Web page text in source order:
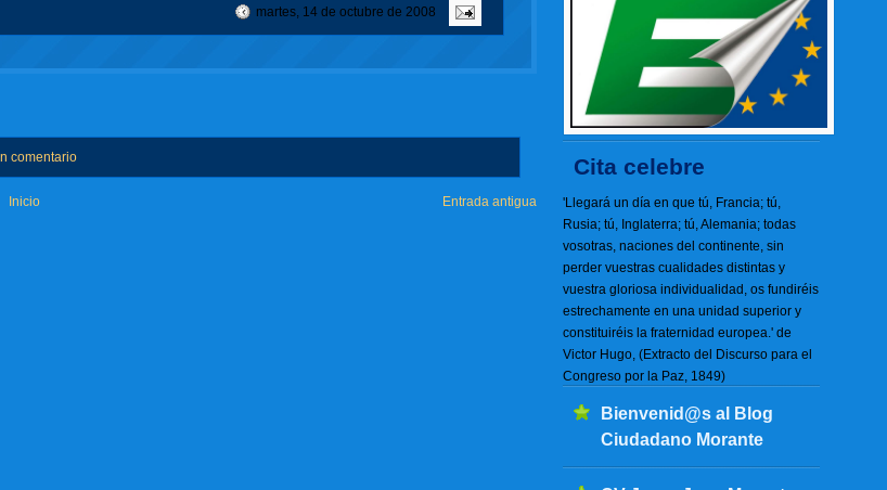
Cita celebre
'Llegará un día en que tú, Francia; tú,
Rusia; tú, Inglaterra; tú, Alemania; todas
vosotras, naciones del continente, sin
perder vuestras cualidades distintas y
vuestra gloriosa individualidad, os fundiréis
estrechamente en una unidad superior y
constituiréis la fraternidad europea.' de
Victor Hugo, (Extracto del Discurso para el
Congreso por la Paz, 1849)
Bienvenid@s al Blog
Ciudadano Morante
martes, 14 de octubre de 2008
comentario
Entrada antigua
Inicio